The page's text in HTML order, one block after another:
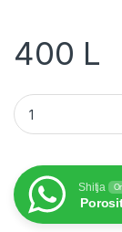
400 L
Step Down
Shitja